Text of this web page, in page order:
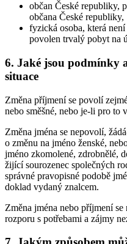
občan České republiky,
občana České republiky,
fyzická osoba, která
povolen trvalý pobyt na
6. Jaké jsou podmínky
situace
Změna příjmení se povolí
nebo směšné, nebo je-li pro to
Změna jména se nepovolí,
o změnu na jméno ženské,
jméno zkomolené, zdrobnělé,
žijící sourozenec společných
správné pravopisné podobě
doklad vydaný znalcem.
Změna jména nebo příjmení
rozporu s potřebami a zájmy